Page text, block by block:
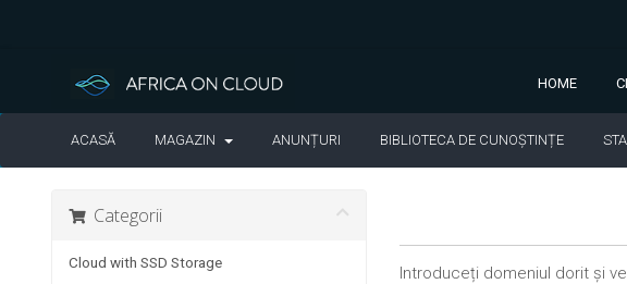
HOME
ACASĂ MAGAZIN ANUNȚURI BIBLIOTECA DE CUNOȘTINȚE
Categorii
Cloud with SSD Storage
Introduceți domeniul dorit și